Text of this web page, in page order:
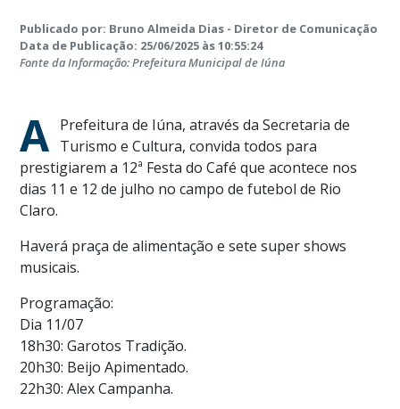
Publicado por: Bruno Almeida Dias - Diretor de Comunicação
Data de Publicação: 25/06/2025 às 10:55:24
Fonte da Informação: Prefeitura Municipal de Iúna
A Prefeitura de Iúna, através da Secretaria de
Turismo e Cultura, convida todos para
prestigiarem a 12ª Festa do Café que acontece nos
dias 11 e 12 de julho no campo de futebol de Rio
Claro.
Haverá praça de alimentação e sete super shows
musicais.
Programação:
Dia 11/07
18h30: Garotos Tradição.
20h30: Beijo Apimentado.
22h30: Alex Campanha.